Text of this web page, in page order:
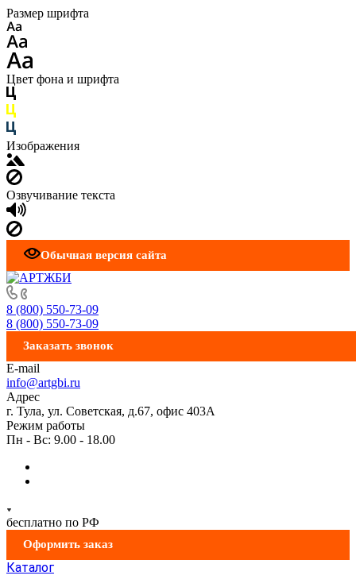
Размер шрифта
Цвет фона и шрифта
Изображения
Озвучивание текста
Обычная версия сайта
8 (800) 550-73-09
8 (800) 550-73-09
Заказать звонок
E-mail
info@artgbi.ru
Адрес
г. Тула, ул. Советская, д.67, офис 403А
Режим работы
Пн - Вс: 9.00 - 18.00
бесплатно по РФ
Оформить заказ
Каталог